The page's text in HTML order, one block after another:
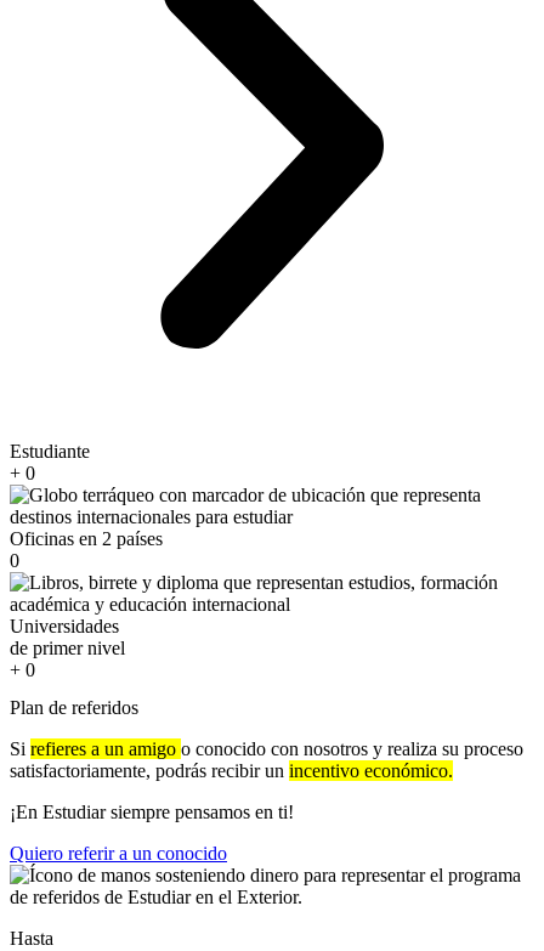
Estudiante
+ 0
Oficinas en 2 países
0
Universidades
de primer nivel
+ 0
Plan de referidos
Si refieres a un amigo o conocido con nosotros y realiza su proceso
satisfactoriamente, podrás recibir un incentivo económico.
¡En Estudiar siempre pensamos en ti!
Quiero referir a un conocido
Hasta